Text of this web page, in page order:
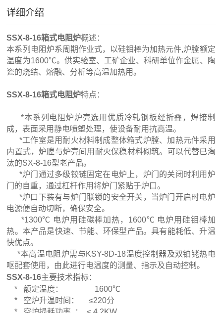
详细介绍
SSX-8-16箱式电阻炉概述：
本系列电阻炉系周期作业式，以硅钼棒为加热元件,炉膛额定
温度为1600℃。供实验室、工矿企业、科研单位作金属、陶
瓷的烧结、熔融、分析等高温加热用。
SSX-8-16箱式电阻炉特点：
*本系列电阻炉炉壳选用优质冷轧钢板经折叠，焊接制
成，表面采用静电喷塑处理，使设备耐用抗高温。
*工作室是用耐火材料制成整体箱式炉膛、加热元件采用
内置式，炉膛与炉壳间用耐火保稳材料砌筑。可以代替已淘
汰的SX-8-16型老产品。
*炉门通过多级铰链固定在电炉上，炉门的关闭时利用炉
门的自重，通过杠杆作用将炉门紧贴于炉口。
*炉口下装有与炉门联锁的安全开关，当炉门开启时电炉
电源便自动切断，确保安全。
*1300℃ 电炉用硅碳棒加热，1600℃ 电炉用硅钼棒加
热。本产品是快速、节能、环保型产品。具有能耗低、升温
快优点。
*本高温电阻炉需与KSY-8D-18温度控制器及双铂铑热电
呕配套使用，由此进行电温度的测量、指示及自动控制。
SSX-8-16主要技术指标：
* 额定温度： 1600℃
* 空炉升温时间： ≤220分